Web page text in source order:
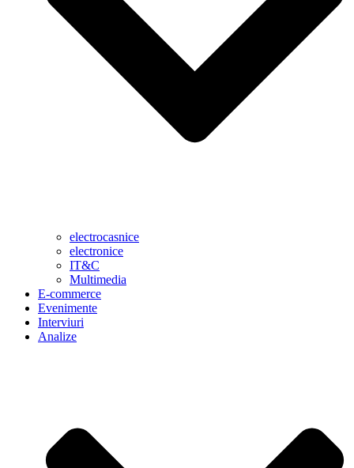
electrocasnice
electronice
IT&C
Multimedia
E-commerce
Evenimente
Interviuri
Analize